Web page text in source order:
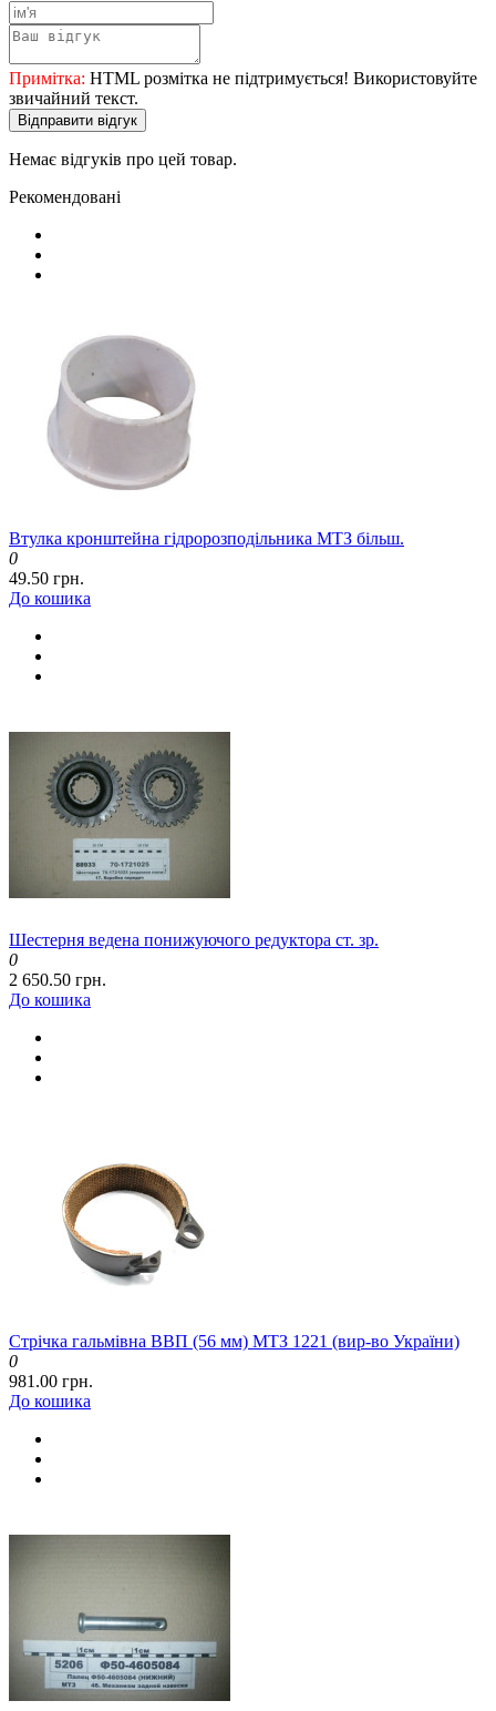
Примітка: HTML розмітка не підтримується! Використовуйте
звичайний текст.
Відправити відгук
Немає відгуків про цей товар.
Рекомендовані
Втулка кронштейна гідророзподільника МТЗ більш.
0
49.50 грн.
До кошика
Шестерня ведена понижуючого редуктора ст. зр.
0
2 650.50 грн.
До кошика
Стрічка гальмівна ВВП (56 мм) МТЗ 1221 (вир-во України)
0
981.00 грн.
До кошика